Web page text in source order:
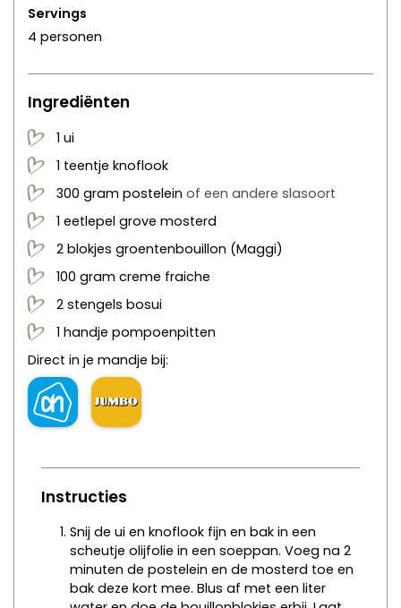
Servings
4 personen
Ingrediënten
1 ui
1 teentje knoflook
300 gram postelein of een andere slasoort
1 eetlepel grove mosterd
2 blokjes groentenbouillon (Maggi)
100 gram creme fraiche
2 stengels bosui
1 handje pompoenpitten
Direct in je mandje bij:
Instructies
Snij de ui en knoflook fijn en bak in een
scheutje olijfolie in een soeppan. Voeg na 2
minuten de postelein en de mosterd toe en
bak deze kort mee. Blus af met een liter